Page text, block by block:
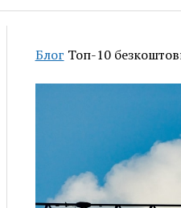
Блог Топ-10